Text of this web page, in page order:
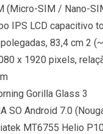
(Micro-SIM / Nano-
IPS LCD capacitivo
83,4 cm 2
x 1920 pixels,
Gorilla Glass 3
SO Android 7.0
MT6755 Helio P10